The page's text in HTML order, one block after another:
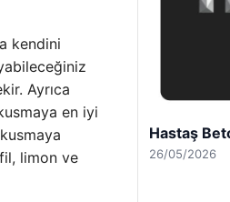
kendini
Ayrıca
en iyi
limon ve
Enes
28/04/2026